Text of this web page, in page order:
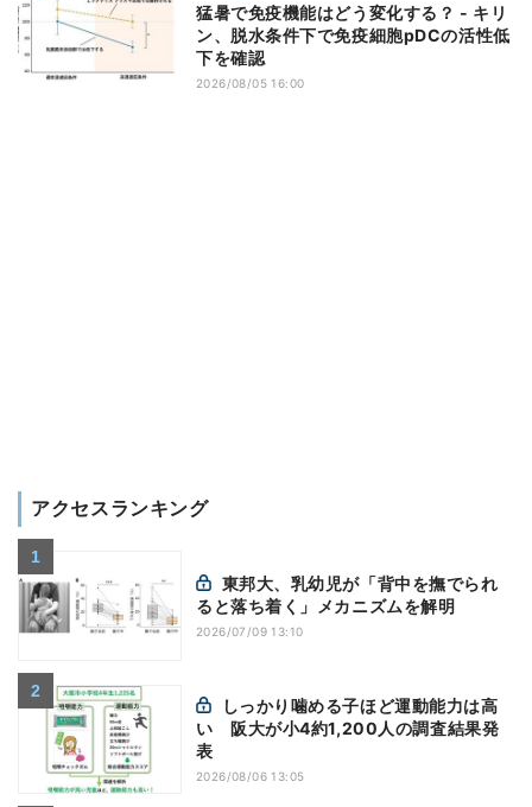
猛暑で免疫機能はどう変化する？ - キリ
ン、脱水条件下で免疫細胞pDCの活性低
下を確認
2026/08/05 16:00
アクセスランキング
ると落ち着く」メカニズムを解明
2026/07/09 13:10
い 阪大が小4約1,200人の調査結果発
表
2026/08/06 13:05